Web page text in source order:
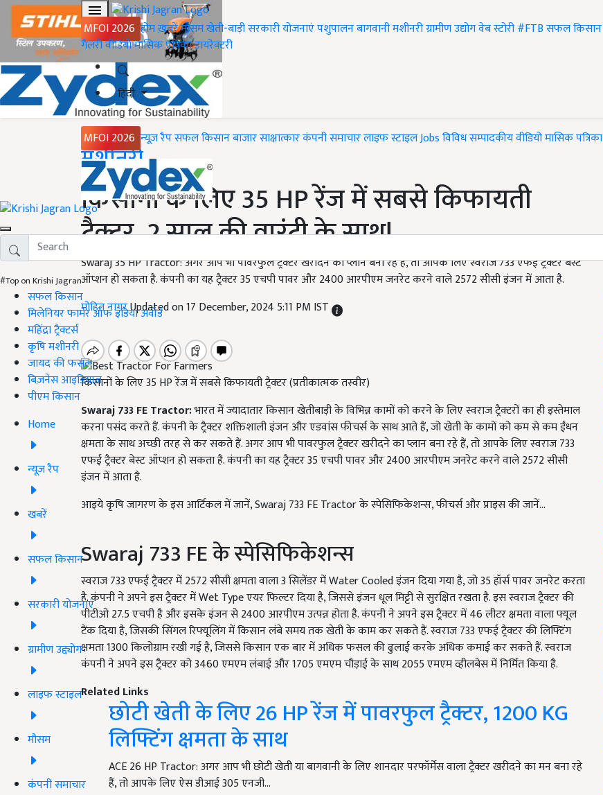
MFOI 2026 होमख़बरेंमौसमखेती-बाड़ीसरकारी योजनाएंपशुपालनबागवानीमशीनरीग्रामीण उद्योगवेब स्टोरी#FTBसफल किसान
गैलरीवीडियोमासिक पत्रिकाडायरेक्टरी
हिंदी
MFOI 2026 न्यूज़ रैपसफल किसानबाजारसाक्षात्कारकंपनी समाचारलाइफ स्टाइलJobsविविधसम्पादकीयवीडियोमासिक पत्रिका
#Top on Krishi Jagran
सफल किसान
मिलेनियर फार्मर ऑफ इंडिया अवॉर्ड
महिंद्रा ट्रैक्टर्स
कृषि मशीनरी
जायद की फसल
बिज़नेस आइडियाज
पीएम किसान
Home
न्यूज़ रैप
खबरें
सफल किसान
सरकारी योजनाएं
ग्रामीण उद्द्योग
लाइफ स्टाइल
मौसम
कंपनी समाचार
Home
मशीनरी
किसानों के लिए 35 HP रेंज में सबसे किफायती
ट्रैक्टर, 2 साल की वारंटी के साथ!
Swaraj 35 HP Tractor: अगर आप भी पावरफुल ट्रैक्टर खरीदने का प्लान बना रहे हैं, तो आपके लिए स्वराज 733 एफई ट्रैक्टर बेस्ट
ऑप्शन हो सकता है. कंपनी का यह ट्रैक्टर 35 एचपी पावर और 2400 आरपीएम जनरेट करने वाले 2572 सीसी इंजन में आता है.
मोहित नागरUpdated on 17 December, 2024 5:11 PM IST
किसानों के लिए 35 HP रेंज में सबसे किफायती ट्रैक्टर (प्रतीकात्मक तस्वीर)
Swaraj 733 FE Tractor:भारत में ज्यादातार किसान खेतीबाड़ी के विभिन्न कामों को करने के लिए स्वराज ट्रैक्टरों का ही इस्तेमाल
करना पसंद करते हैं. कंपनी के ट्रैक्टर शक्तिशाली इंजन और एडवांस फीचर्स के साथ आते हैं, जो खेती के कामों को कम से कम ईंधन
क्षमता के साथ अच्छी तरह से कर सकते हैं. अगर आप भी पावरफुल ट्रैक्टर खरीदने का प्लान बना रहे हैं, तो आपके लिए स्वराज 733
एफई ट्रैक्टर बेस्ट ऑप्शन हो सकता है. कंपनी का यह ट्रैक्टर 35 एचपी पावर और 2400 आरपीएम जनरेट करने वाले 2572 सीसी
इंजन में आता है.
आइये कृषि जागरण के इस आर्टिकल में जानें, Swaraj 733 FE Tractor के स्पेसिफिकेशन्स, फीचर्स और प्राइस की जानें...
Swaraj 733 FE के स्पेसिफिकेशन्स
स्वराज 733 एफई ट्रैक्टर में 2572 सीसी क्षमता वाला 3 सिलेंडर में Water Cooled इंजन दिया गया है, जो 35 हॉर्स पावर जनरेट करता
है. कंपनी ने अपने इस ट्रैक्टर में Wet Type एयर फिल्टर दिया है, जिससे इंजन धूल मिट्टी से सुरक्षित रखता है. इस स्वराज ट्रैक्टर की
पीटीओ 27.5 एचपी है और इसके इंजन से 2400 आरपीएम उत्पन्न होता है. कंपनी ने अपने इस ट्रैक्टर में 46 लीटर क्षमता वाला फ्यूल
टैंक दिया है, जिसकी सिंगल रिफ्यूलिंग में किसान लंबे समय तक खेती के काम कर सकते हैं. स्वराज 733 एफई ट्रैक्टर की लिफ्टिंग
क्षमता 1300 किलोग्राम रखी गई है, जिससे किसान एक बार में अधिक फसल की ढुलाई करके अधिक कमाई कर सकते हैं. स्वराज
कंपनी ने अपने इस ट्रैक्टर को 3460 एमएम लंबाई और 1705 एमएम चौड़ाई के साथ 2055 एमएम व्हीलबेस में निर्मित किया है.
Related Links
छोटी खेती के लिए 26 HP रेंज में पावरफुल ट्रैक्टर, 1200 KG
लिफ्टिंग क्षमता के साथ
ACE 26 HP Tractor: अगर आप भी छोटी खेती या बागवानी के लिए शानदार परफॉर्मेंस वाला ट्रैक्टर खरीदने का मन बना रहे
हैं, तो आपके लिए ऐस डीआई 305 एनजी…